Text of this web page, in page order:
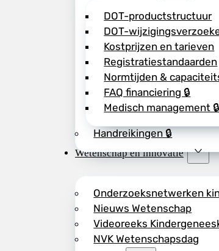
DOT-productstructuur
DOT-
Kostprijzen en tarieven
Registratiestandaarden
Normtijden &
FAQ financiering 🔒
Medisch management 🔒
Handreikingen 🔒
Wetenschap en innovatie
Onderzoeksnetwerken
Nieuws Wetenschap
Videoreeks
NVK Wetenschapsdag